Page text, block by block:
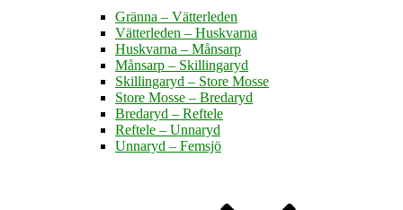
Gränna – Vätterleden
Vätterleden – Huskvarna
Huskvarna – Månsarp
Månsarp – Skillingaryd
Skillingaryd – Store Mosse
Store Mosse – Bredaryd
Bredaryd – Reftele
Reftele – Unnaryd
Unnaryd – Femsjö